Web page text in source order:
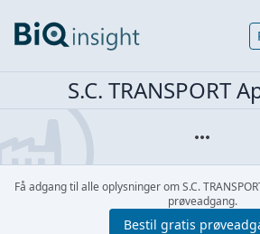
S.C. TRANSPORT
Få adgang til alle oplysninger om S.C.
prøveadgang.
Bestil gratis